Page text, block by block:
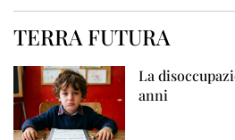
TERRA FUTURA
La
anni